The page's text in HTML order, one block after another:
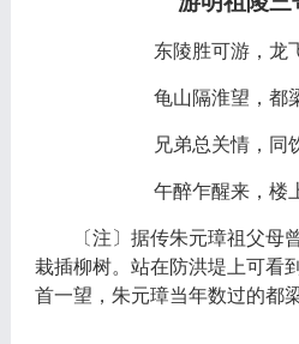
东陵胜可游，龙
龟山隔淮望，都
兄弟总关情，同
午醉乍醒来，楼
〔注〕据传朱元璋祖父母
栽插柳树。站在防洪堤上可看
首一望，朱元璋当年数过的都